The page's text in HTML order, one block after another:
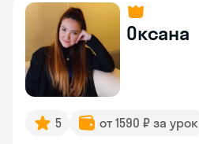
Оксана
5 от 1590 ₽ за урок